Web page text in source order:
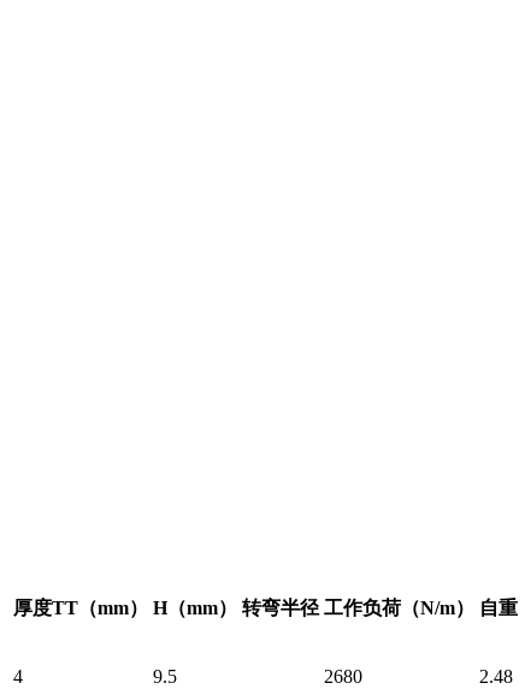
厚度TT （mm） H（mm） 转弯半径 工作负荷 （N/m） 自重
4 9.5 2680 2.48